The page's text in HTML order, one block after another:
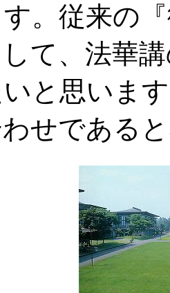
。従来の
て、法華
と思いま
せである